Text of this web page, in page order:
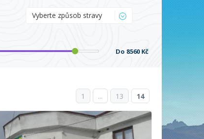
Vyberte způsob stravy
Do 8560 Kč
1 ... 13 14